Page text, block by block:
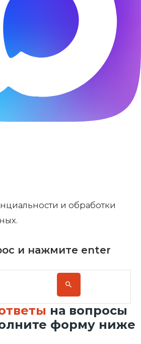
и обработки
и нажмите enter
на вопросы
форму ниже